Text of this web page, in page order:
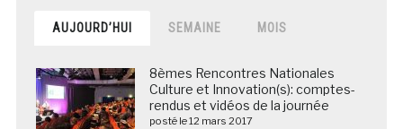
AUJOURD’HUI SEMAINE MOIS
8èmes Rencontres Nationales
Culture et Innovation(s): comptes-
rendus et vidéos de la journée
posté le 12 mars 2017